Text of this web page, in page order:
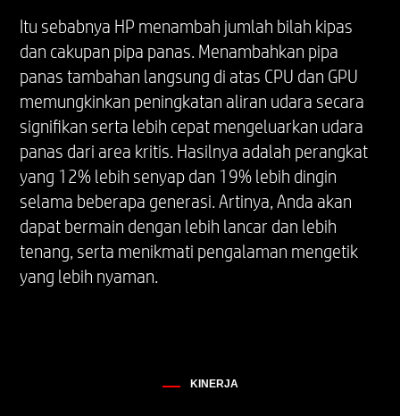
*Semua spesifikasi kinerja merupakan
spesifikasi khusus yang disediakan oleh pabrik
komponen HP; kinerja yang sesungguhnya
dapat berbeda-beda antara lebih tinggi atau
lebih rendah
OPSI WARNA
Shadow Black, Ceramic White
KONEKTIVITAS NIRKABEL
*Titik akses nirkabel dan layanan internet
Itu sebabnya HP menambah jumlah bilah kipas
dan cakupan pipa panas. Menambahkan pipa
panas tambahan langsung di atas CPU dan GPU
memungkinkan peningkatan aliran udara secara
signifikan serta lebih cepat mengeluarkan udara
panas dari area kritis. Hasilnya adalah perangkat
yang 12% lebih senyap dan 19% lebih dingin
selama beberapa generasi. Artinya, Anda akan
dapat bermain dengan lebih lancar dan lebih
tenang, serta menikmati pengalaman mengetik
yang lebih nyaman.
KINERJA